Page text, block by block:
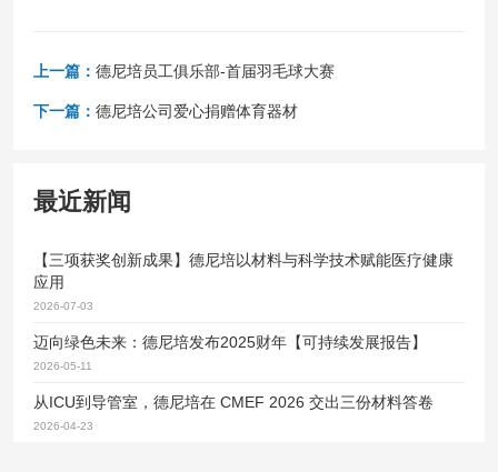
上一篇： 德尼培员工俱乐部-首届羽毛球大赛
下一篇： 德尼培公司爱心捐赠体育器材
最近新闻
【三项获奖创新成果】德尼培以材料与科学技术赋能医疗健康
应用
2026-07-03
迈向绿色未来：德尼培发布2025财年【可持续发展报告】
2026-05-11
从ICU到导管室，德尼培在 CMEF 2026 交出三份材料答卷
2026-04-23